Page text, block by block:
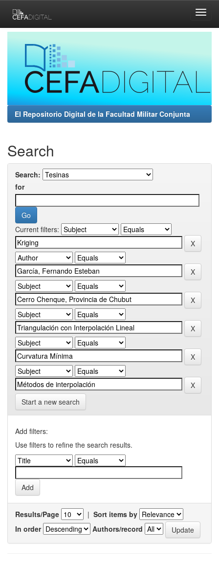
navigation
El Repositorio Digital de la Facultad Militar Conjunta
Search
Search:
for
Current filters:
Start a new search
Add filters:
Use filters to refine the search results.
Results/Page | Sort items by
In order
Authors/record